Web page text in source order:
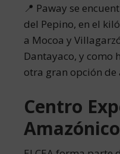
📍 Paway se
del Pepino, en el
a Mocoa y
Dantayaco, y como
otra gran opción
Centro
Amazónico